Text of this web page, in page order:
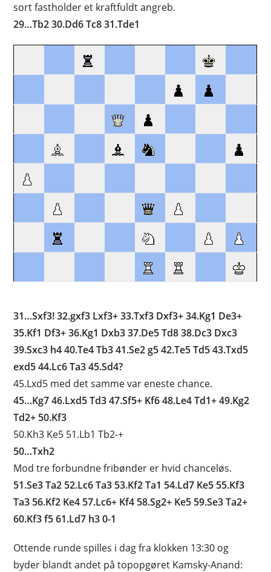
sort fastholder et kraftfuldt angreb.
29…Tb2 30.Dd6 Tc8 31.Tde1
31…Sxf3! 32.gxf3 Lxf3+ 33.Txf3 Dxf3+ 34.Kg1 De3+
35.Kf1 Df3+ 36.Kg1 Dxb3 37.De5 Td8 38.Dc3 Dxc3
39.Sxc3 h4 40.Te4 Tb3 41.Se2 g5 42.Te5 Td5 43.Txd5
exd5 44.Lc6 Ta3 45.Sd4?
45.Lxd5 med det samme var eneste chance.
45…Kg7 46.Lxd5 Td3 47.Sf5+ Kf6 48.Le4 Td1+ 49.Kg2
Td2+ 50.Kf3
50.Kh3 Ke5 51.Lb1 Tb2-+
50…Txh2
Mod tre forbundne fribønder er hvid chanceløs.
51.Se3 Ta2 52.Lc6 Ta3 53.Kf2 Ta1 54.Ld7 Ke5 55.Kf3
Ta3 56.Kf2 Ke4 57.Lc6+ Kf4 58.Sg2+ Ke5 59.Se3 Ta2+
60.Kf3 f5 61.Ld7 h3 0-1
Ottende runde spilles i dag fra klokken 13:30 og
byder blandt andet på topopgøret Kamsky-Anand: